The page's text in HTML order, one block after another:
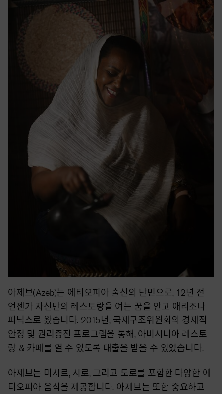
아제브(Azeb)는 에티오피아 출신의 난민으로, 12년 전
언젠가 자신만의 레스토랑을 여는 꿈을 안고 애리조나
피닉스로 왔습니다. 2015년, 국제구조위원회의 경제적
안정 및 권리증진 프로그램을 통해, 아비시니아 레스토
랑 & 카페를 열 수 있도록 대출을 받을 수 있었습니다.
아제브는 미시르, 시로, 그리고 도로를 포함한 다양한 에
티오피아 음식을 제공합니다. 아제브는 또한 중요하고